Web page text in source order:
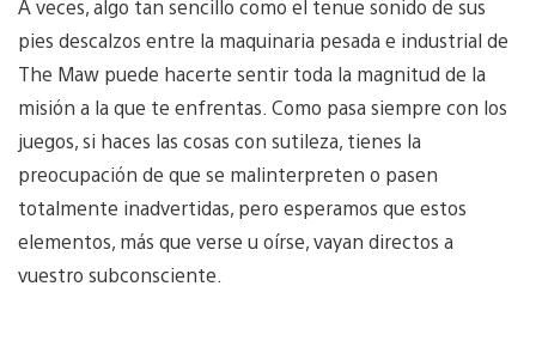
A veces, algo tan sencillo como el tenue sonido de sus
pies descalzos entre la maquinaria pesada e industrial de
The Maw puede hacerte sentir toda la magnitud de la
misión a la que te enfrentas. Como pasa siempre con los
juegos, si haces las cosas con sutileza, tienes la
preocupación de que se malinterpreten o pasen
totalmente inadvertidas, pero esperamos que estos
elementos, más que verse u oírse, vayan directos a
vuestro subconsciente.